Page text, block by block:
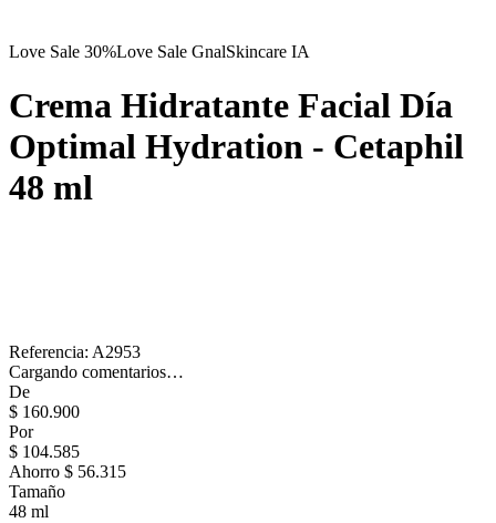
Love Sale 30%Love Sale GnalSkincare IA
Crema Hidratante Facial Día
Optimal Hydration - Cetaphil
48 ml
Referencia: A2953
Cargando comentarios…
De
$ 160.900
Por
$ 104.585
Ahorro $ 56.315
Tamaño
48 ml